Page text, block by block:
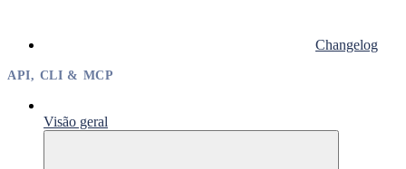
Changelog
API, CLI & MCP
Visão geral